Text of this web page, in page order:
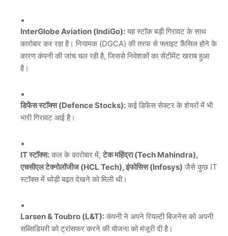
InterGlobe Aviation (IndiGo): यह स्टॉक बड़ी गिरावट के साथ
कारोबार कर रहा है। नियामक (DGCA) की तरफ से फ्लाइट कैंसिल होने के
कारण कंपनी की जांच चल रही है, जिससे निवेशकों का सेंटीमेंट खराब हुआ
है।
डिफेंस स्टॉक्स (Defence Stocks): कई डिफेंस सेक्टर के शेयरों में भी
भारी गिरावट आई है।
IT स्टॉक्स: कल के कारोबार में, टेक महिंद्रा (Tech Mahindra),
एचसीएल टेक्नोलॉजीज (HCL Tech), इंफोसिस (Infosys) जैसे कुछ IT
स्टॉक्स में थोड़ी बढ़त देखने को मिली थी।
Larsen & Toubro (L&T): कंपनी ने अपने रियल्टी बिजनेस को अपनी
सब्सिडियरी को ट्रांसफर करने की योजना को मंजूरी दी है।